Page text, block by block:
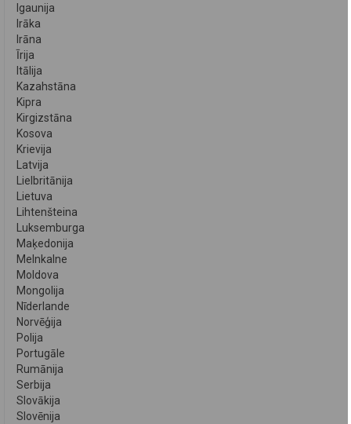
Igaunija
Irāka
Irāna
Īrija
Itālija
Kazahstāna
Kipra
Kirgizstāna
Kosova
Krievija
Latvija
Lielbritānija
Lietuva
Lihtenšteina
Luksemburga
Maķedonija
Melnkalne
Moldova
Mongolija
Nīderlande
Norvēģija
Polija
Portugāle
Rumānija
Serbija
Slovākija
Slovēnija